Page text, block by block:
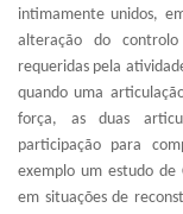
intimamente unidos,
alteração do
requeridas pela
quando uma
força, as duas
participação para
exemplo um estudo de
em situações de